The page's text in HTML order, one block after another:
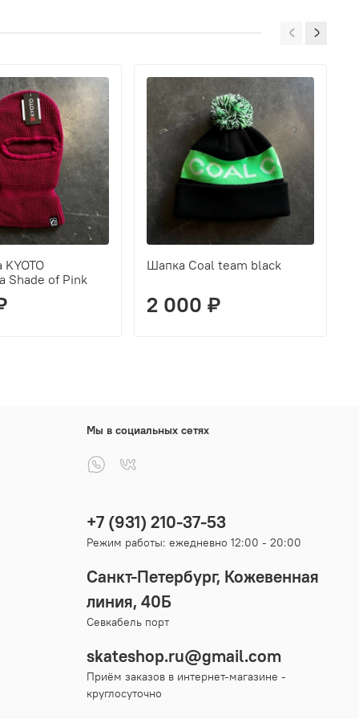
Shade of Pink
Шапка Coal team black
2 000 ₽
Мы в социальных сетях
+7 (931) 210-37-53
Режим работы: ежедневно 12:00 - 20:00
Санкт-Петербург, Кожевенная
линия, 40Б
Севкабель порт
skateshop.ru@gmail.com
Приём заказов в интернет-магазине -
круглосуточно